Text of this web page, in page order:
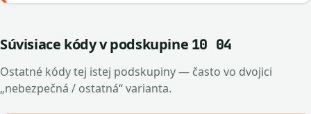
Súvisiace kódy v podskupine 10 04
Ostatné kódy tej istej podskupiny — často vo dvojici
„nebezpečná / ostatná“ varianta.